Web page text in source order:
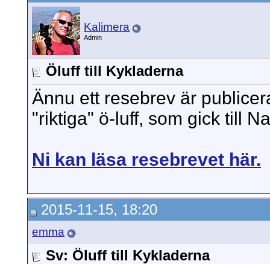
Kalimera
Admin
Öluff till Kykladerna
Ännu ett resebrev är
"riktiga" ö-luff, som gick till
Ni kan läsa resebrevet här.
2015-11-15, 18:20
emma
Sv: Öluff till Kykladerna